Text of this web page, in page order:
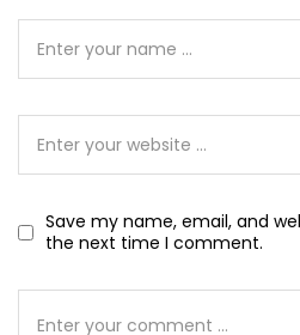
Save my name, email, and
the next time I comment.